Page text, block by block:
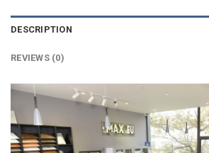
DESCRIPTION
REVIEWS (0)